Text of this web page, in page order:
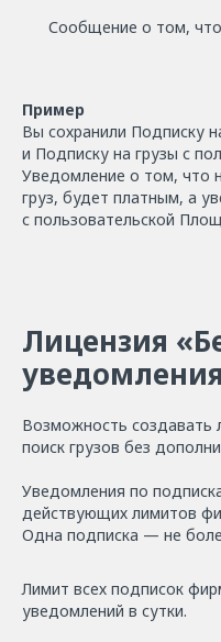
Сообщение о том, что
Пример
Вы сохранили Подписку
и Подписку на грузы с
Уведомление о том,
груз, будет платным, а
с пользовательской
Лицензия
Возможность создавать
поиск грузов без
Уведомления по
действующих лимитов
Одна подписка — не
Лимит всех подписок
уведомлений в сутки.